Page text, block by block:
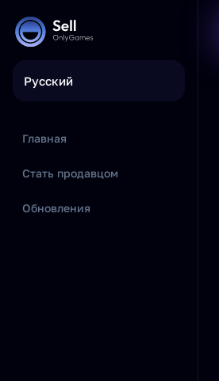
Русский
Главная
Стать продавцом
Обновления